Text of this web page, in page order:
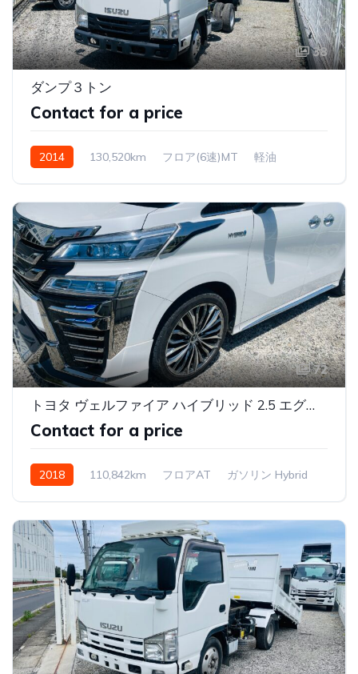
38
ダンプ３トン
Contact for a price
2014 130,520km フロア(6速)MT 軽油
72
トヨタ ヴェルファイア ハイブリッド 2.5 エグゼクティブ ラウンジ Z E-Four 4WD ワンオーナー
Contact for a price
2018 110,842km フロアAT ガソリン Hybrid